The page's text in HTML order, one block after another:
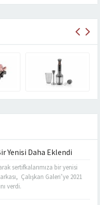
Yenisi Daha Eklendi
sertifkalarımıza bir yenisi
Çalışkan Galeri’ye 2021
verdi.